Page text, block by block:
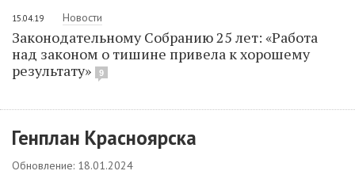
15.04.19 Новости
Законодательному Собранию 25 лет: «Работа
над законом о тишине привела к хорошему
результату»
9
Генплан Красноярска
Обновление: 18.01.2024